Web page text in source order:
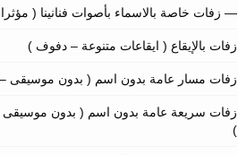
— زفات خاصة بالاسماء بأصوات فنانينا (
زفات بالإيقاع ( ايقاعات متنوعة – دفوف )
زفات مسار عامة بدون اسم ( بدون موسيقى –
زفات سريعة عامة بدون اسم ( بدون موسيقى
)